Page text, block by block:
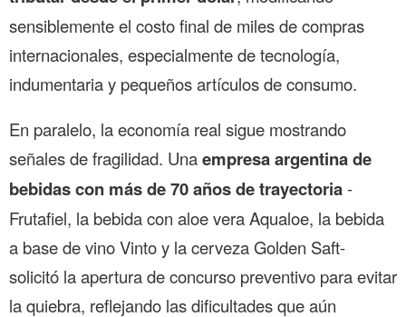
sensiblemente el costo final de miles de compras
internacionales, especialmente de tecnología,
indumentaria y pequeños artículos de consumo.
En paralelo, la economía real sigue mostrando
señales de fragilidad. Unaempresa argentina de
bebidas con más de 70 años de trayectoria-
Frutafiel, la bebida con aloe vera Aqualoe, la bebida
a base de vino Vinto y la cerveza Golden Saft-
solicitó la apertura de concurso preventivo para evitar
la quiebra, reflejando las dificultades que aún